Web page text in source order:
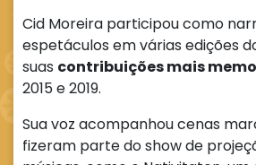
Cid Moreira participou como
espetáculos em várias edições
suas contribuições mais
2015 e 2019.
Sua voz acompanhou cenas
fizeram parte do show de